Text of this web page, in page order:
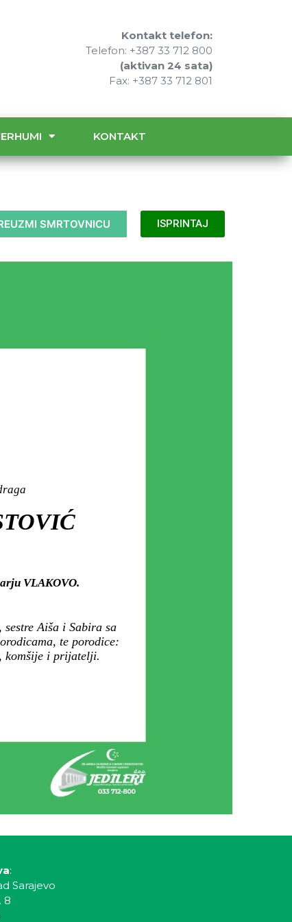
Kontakt telefon:
Telefon: +387 33 712 800
(aktivan 24 sata)
Fax: +387 33 712 801
KONTAKT
SMRTOVNICU ISPRINTAJ
VLAKOVO.
Aiša i Sabira sa
te porodice:
komšije i prijatelji.
:
Sarajevo
8